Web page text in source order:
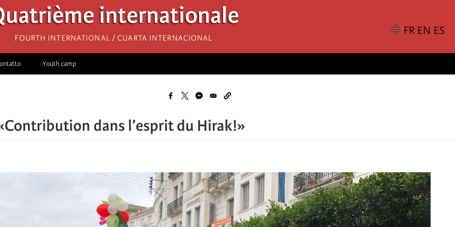
internationale
Fourth International / Cuarta Internacional
Youth camp
dans l’esprit du Hirak!»